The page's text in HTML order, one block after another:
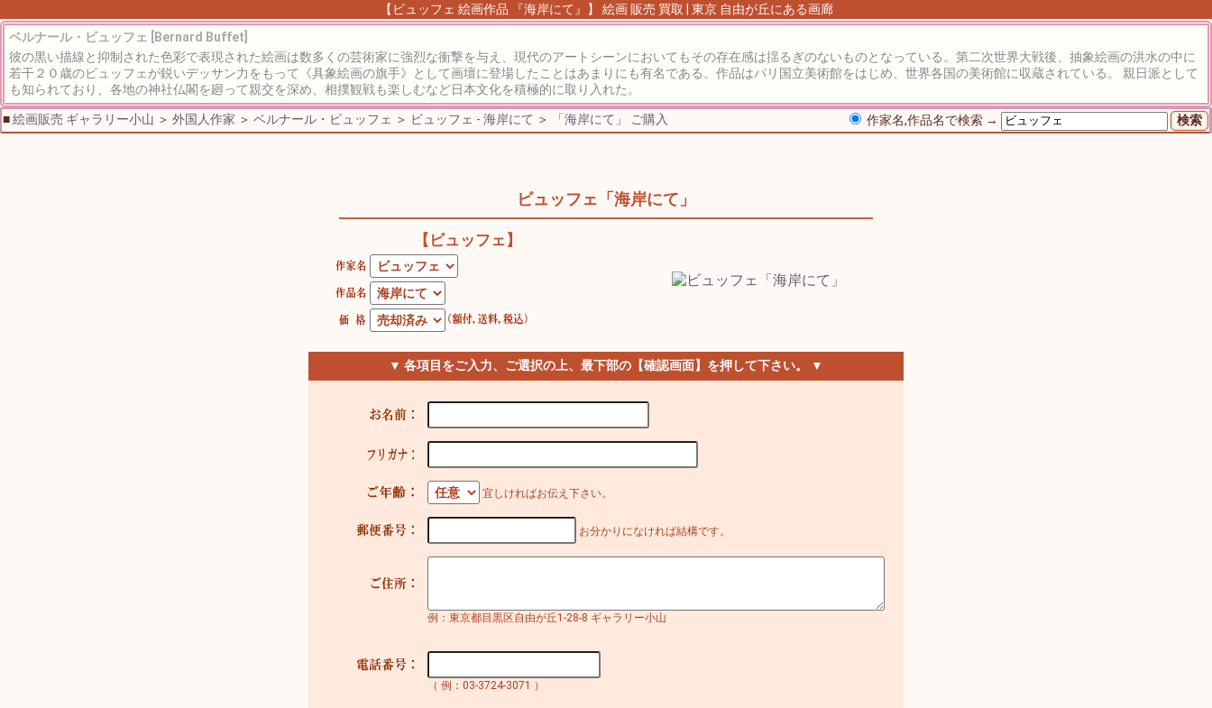
【ビュッフェ 絵画作品 『海岸にて』】 絵画 販売 買取 | 東京 自由が丘にある画廊
ベルナール・ビュッフェ [Bernard Buffet]
彼の黒い描線と抑制された色彩で表現された絵画は数多くの芸術家に強烈な衝撃を与え、現代のアートシーンにおいてもその存在感は揺るぎのないものとなっている。第二次世界大戦後、抽象絵画の洪水の中に
若干２０歳のビュッフェが鋭いデッサン力をもって《具象絵画の旗手》として画壇に登場したことはあまりにも有名である。作品はパリ国立美術館をはじめ、世界各国の美術館に収蔵されている。 親日派として
も知られており、各地の神社仏閣を廻って親交を深め、相撲観戦も楽しむなど日本文化を積極的に取り入れた。
■絵画販売 ギャラリー小山 ＞ 外国人作家 ＞ ベルナール・ビュッフェ ＞ ビュッフェ - 海岸にて ＞ 「海岸にて」 ご購入 作家名,作品名で検索 →
ビュッフェ「海岸にて」
【ビュッフェ】
▼ 各項目をご入力、ご選択の上、最下部の【確認画面】を押して下さい。 ▼
宜しければお伝え下さい。
お分かりになければ結構です。
例：東京都目黒区自由が丘1-28-8 ギャラリー小山
（ 例：03-3724-3071 ）